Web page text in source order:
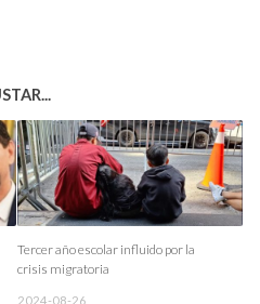
Tercer año escolar influido por la
crisis migratoria
2024-08-26